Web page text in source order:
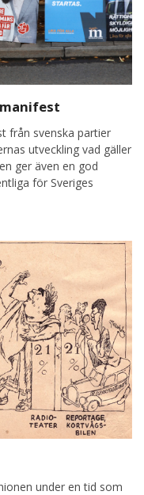
från svenska partier
utveckling vad gäller
ger även en god
för Sveriges
under en tid som